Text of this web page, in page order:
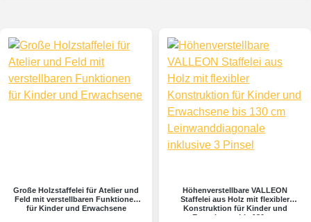
Große Holzstaffelei für Atelier und
Feld mit verstellbaren Funktionen
für Kinder und Erwachsene
Höhenverstellbare VALLEON
Staffelei aus Holz mit flexibler
Konstruktion für Kinder und
Erwachsene bis 130 cm